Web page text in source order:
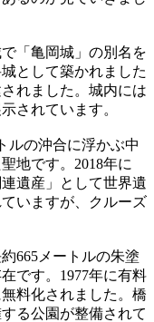
「亀岡城」の別名を
として築かれました
れました。城内には
されています。
ルの沖合に浮かぶ中
地です。2018年に
遺産」として世界遺
いますが、クルーズ
665メートルの朱塗
です。1977年に有料
料化されました。橋
る公園が整備されて